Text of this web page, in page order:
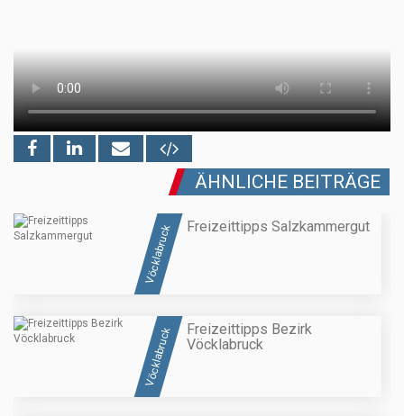
ÄHNLICHE BEITRÄGE
Vöcklabruck Freizeittipps Salzkammergut
Vöcklabruck
Freizeittipps Bezirk
Vöcklabruck